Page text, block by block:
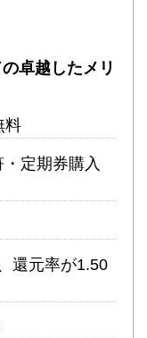
卓越したメリ
料
定期券購入
還元率が1.50